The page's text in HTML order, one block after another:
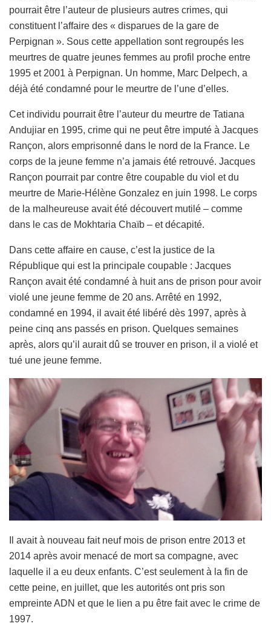
pourrait être l’auteur de plusieurs autres crimes, qui
constituent l’affaire des « disparues de la gare de
Perpignan ». Sous cette appellation sont regroupés les
meurtres de quatre jeunes femmes au profil proche entre
1995 et 2001 à Perpignan. Un homme, Marc Delpech, a
déjà été condamné pour le meurtre de l’une d’elles.
Cet individu pourrait être l’auteur du meurtre de Tatiana
Andujiar en 1995, crime qui ne peut être imputé à Jacques
Rançon, alors emprisonné dans le nord de la France. Le
corps de la jeune femme n’a jamais été retrouvé. Jacques
Rançon pourrait par contre être coupable du viol et du
meurtre de Marie-Hélène Gonzalez en juin 1998. Le corps
de la malheureuse avait été découvert mutilé – comme
dans le cas de Mokhtaria Chaïb – et décapité.
Dans cette affaire en cause, c’est la justice de la
République qui est la principale coupable : Jacques
Rançon avait été condamné à huit ans de prison pour avoir
violé une jeune femme de 20 ans. Arrêté en 1992,
condamné en 1994, il avait été libéré dès 1997, après à
peine cinq ans passés en prison. Quelques semaines
après, alors qu’il aurait dû se trouver en prison, il a violé et
tué une jeune femme.
Il avait à nouveau fait neuf mois de prison entre 2013 et
2014 après avoir menacé de mort sa compagne, avec
laquelle il a eu deux enfants. C’est seulement à la fin de
cette peine, en juillet, que les autorités ont pris son
empreinte ADN et que le lien a pu être fait avec le crime de
1997.